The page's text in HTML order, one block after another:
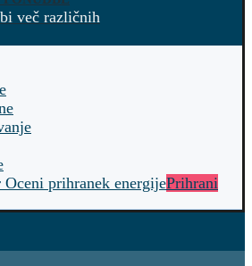
več različnih
prihranek energijePrihrani